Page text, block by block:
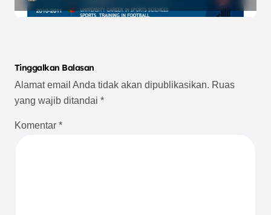
Tinggalkan Balasan
Alamat email Anda tidak akan dipublikasikan. Ruas
yang wajib ditandai *
Komentar *